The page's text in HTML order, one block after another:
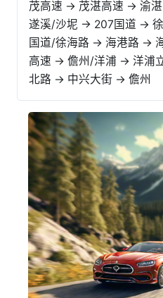
茂高速 → 茂湛高速 → 渝
遂溪/沙坭 → 207国道 →
国道/徐海路 → 海港路 →
高速 → 儋州/洋浦 → 洋浦
北路 → 中兴大街 → 儋州